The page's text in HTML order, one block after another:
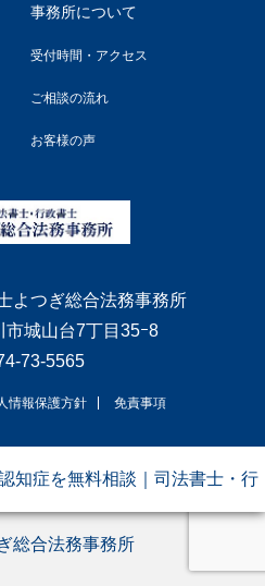
事務所について
受付時間・アクセス
ご相談の流れ
お客様の声
よつぎ総合法務事務所
城山台7丁目35ｰ8
73-5565
情報保護方針 免責事項
知症を無料相談｜司法書士・行
総合法務事務所